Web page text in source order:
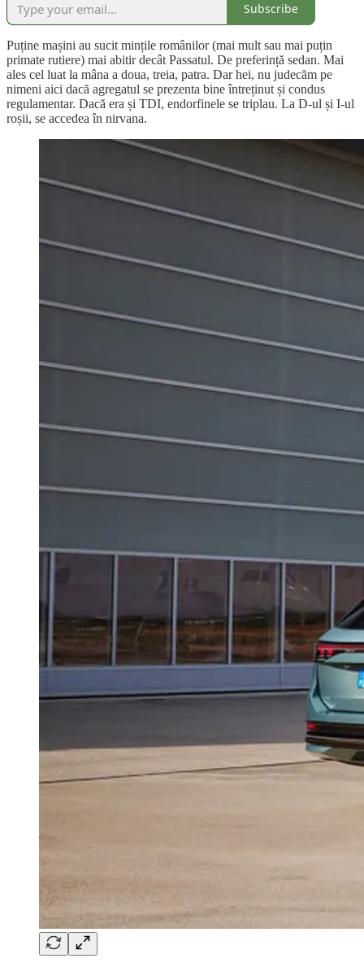
Subscribe
Puține mașini au sucit mințile românilor (mai mult sau mai puțin
primate rutiere) mai abitir decât Passatul. De preferință sedan. Mai
ales cel luat la mâna a doua, treia, patra. Dar hei, nu judecăm pe
nimeni aici dacă agregatul se prezenta bine întreținut și condus
regulamentar. Dacă era și TDI, endorfinele se triplau. La D-ul și I-ul
roșii, se accedea în nirvana.